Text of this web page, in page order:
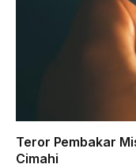
Teror Pembakar
Cimahi